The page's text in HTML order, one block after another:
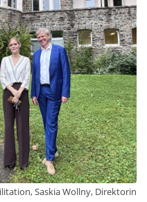
Saskia Wollny, Direktorin